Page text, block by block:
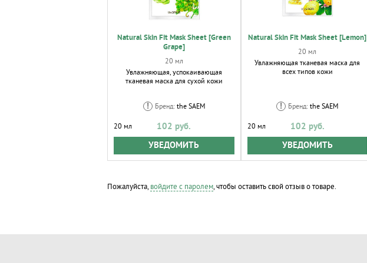
Natural Skin Fit Mask Sheet [Green
Grape]
20 мл
Увлажняющая, успокаивающая
тканевая маска для сухой кожи
Бренд:the SAEM
20 мл
102 руб.
УВЕДОМИТЬ
Natural Skin Fit Mask Sheet [Lemon]
20 мл
Увлажняющая тканевая маска для
всех типов кожи
Бренд: the SAEM
20 мл
102 руб.
УВЕДОМИТЬ
Пожалуйста, войдите с паролем , чтобы оставить свой отзыв о товаре.